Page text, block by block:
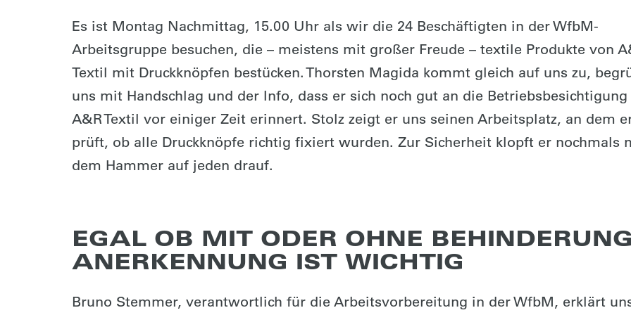
Es ist Montag Nachmittag, 15.00 Uhr als wir die 24 Beschäftigten in der WfbM-
Arbeitsgruppe besuchen, die – meistens mit großer Freude – textile Produkte von
Textil mit Druckknöpfen bestücken. Thorsten Magida kommt gleich auf uns zu,
uns mit Handschlag und der Info, dass er sich noch gut an die Betriebsbesichtigung
A&R Textil vor einiger Zeit erinnert. Stolz zeigt er uns seinen Arbeitsplatz, an dem
prüft, ob alle Druckknöpfe richtig fixiert wurden. Zur Sicherheit klopft er nochmals
dem Hammer auf jeden drauf.
EGAL OB MIT ODER OHNE
ANERKENNUNG IST WICHTIG
Bruno Stemmer, verantwortlich für die Arbeitsvorbereitung in der WfbM, erklärt